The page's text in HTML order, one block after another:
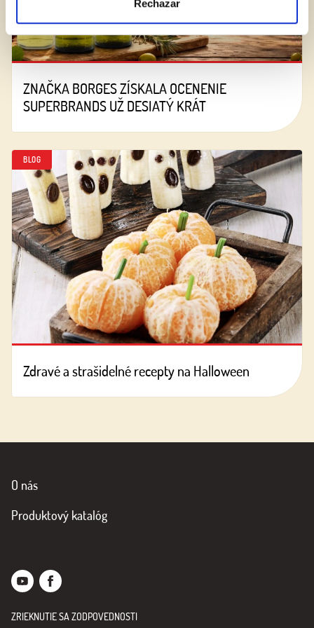
Rechazar
ZNAČKA BORGES ZÍSKALA OCENENIE
SUPERBRANDS UŽ DESIATÝ KRÁT
BLOG
Zdravé a strašidelné recepty na Halloween
O nás
Produktový katalóg
ZRIEKNUTIE SA ZODPOVEDNOSTI